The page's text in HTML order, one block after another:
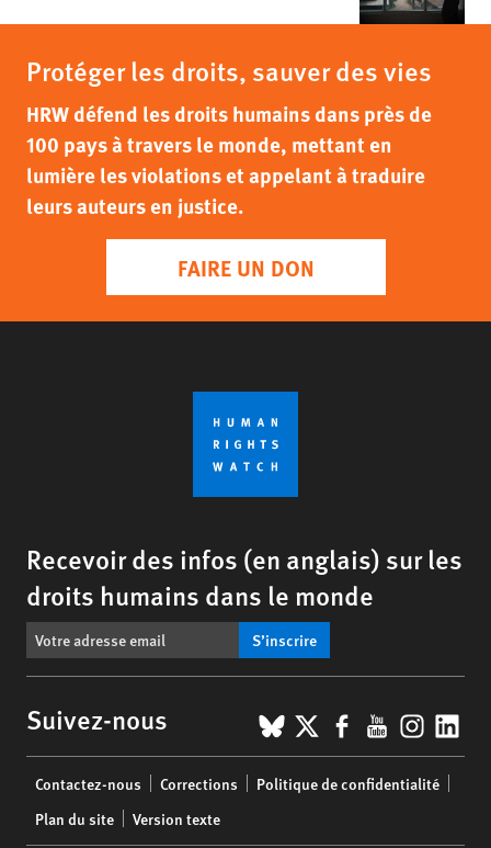
Protéger les droits, sauver des vies
HRW défend les droits humains dans près de
100 pays à travers le monde, mettant en
lumière les violations et appelant à traduire
leurs auteurs en justice.
FAIRE UN DON
Recevoir des infos (en anglais) sur les
droits humains dans le monde
S’inscrire
Suivez-nous BlueSky
X Facebook
YouTube
menu
Contactez-nous Corrections
Politique de confidentialité
Plan du site
Version texte